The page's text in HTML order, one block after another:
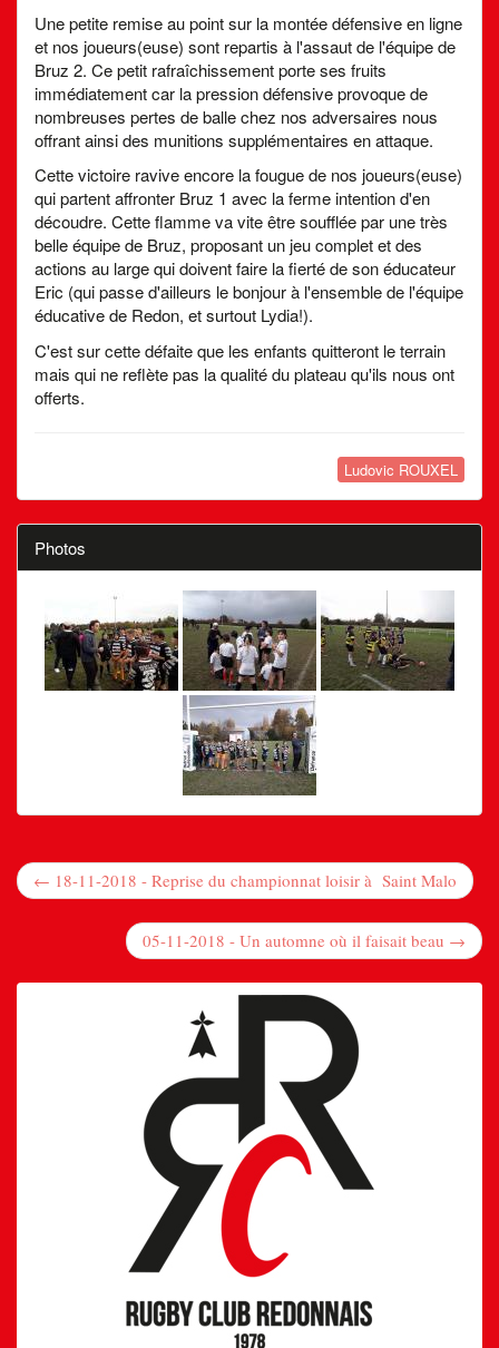
Une petite remise au point sur la montée défensive en ligne
et nos joueurs(euse) sont repartis à l'assaut de l'équipe de
Bruz 2. Ce petit rafraîchissement porte ses fruits
immédiatement car la pression défensive provoque de
nombreuses pertes de balle chez nos adversaires nous
offrant ainsi des munitions supplémentaires en attaque.
Cette victoire ravive encore la fougue de nos joueurs(euse)
qui partent affronter Bruz 1 avec la ferme intention d'en
découdre. Cette flamme va vite être soufflée par une très
belle équipe de Bruz, proposant un jeu complet et des
actions au large qui doivent faire la fierté de son éducateur
Eric (qui passe d'ailleurs le bonjour à l'ensemble de l'équipe
éducative de Redon, et surtout Lydia!).
C'est sur cette défaite que les enfants quitteront le terrain
mais qui ne reflète pas la qualité du plateau qu'ils nous ont
offerts.
Ludovic ROUXEL
Photos
← 18-11-2018 - Reprise du championnat loisir à Saint Malo
05-11-2018 - Un automne où il faisait beau →